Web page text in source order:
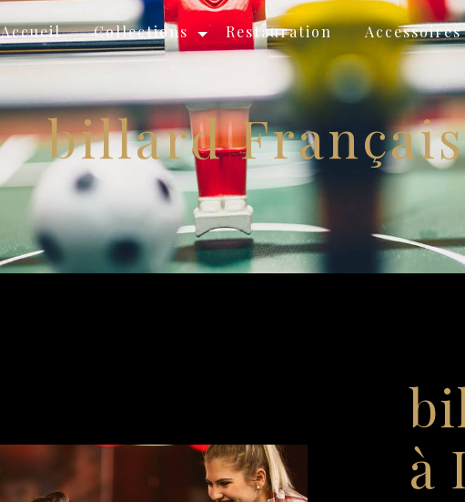
Accueil Collections Restauration Accessoires
billard
à